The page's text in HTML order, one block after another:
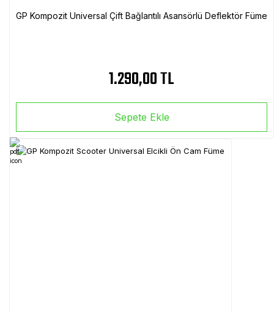
GP Kompozit Universal Çift Bağlantılı Asansörlü Deflektör Füme
1.290,00 TL
Sepete Ekle